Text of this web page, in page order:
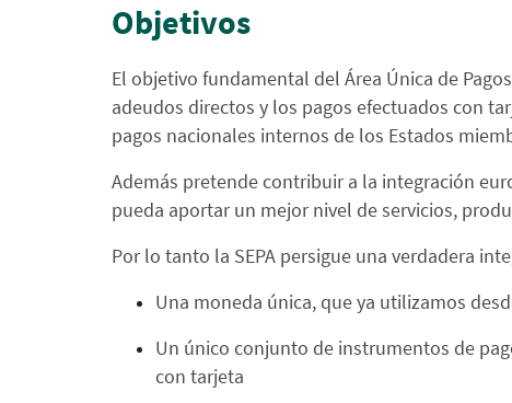
Objetivos
El objetivo fundamental del Área Única de
adeudos directos y los pagos efectuados con
pagos nacionales internos de los Estados
Además pretende contribuir a la integración
pueda aportar un mejor nivel de servicios,
Por lo tanto la SEPA persigue una verdadera
Una moneda única, que ya utilizamos
Un único conjunto de instrumentos de
con tarjeta